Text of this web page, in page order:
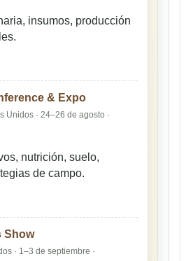
insumos, producción
& Expo
Unidos · 24–26 de agosto ·
nutrición, suelo,
de campo.
Show
· 1–3 de septiembre ·